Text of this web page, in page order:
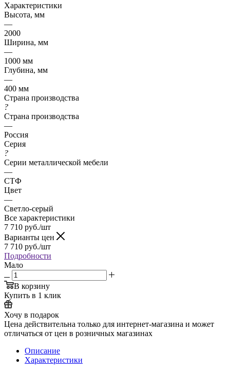
Характеристики
Высота, мм
—
2000
Ширина, мм
—
1000 мм
Глубина, мм
—
400 мм
Страна производства
?
Страна производства
—
Россия
Серия
?
Серии металлической мебели
—
СТФ
Цвет
—
Светло-серый
Все характеристики
7 710 руб./шт
Варианты цен
7 710 руб./шт
Подробности
Мало
В корзину
Купить в 1 клик
Хочу в подарок
Цена действительна только для интернет-магазина и может
отличаться от цен в розничных магазинах
Описание
Характеристики